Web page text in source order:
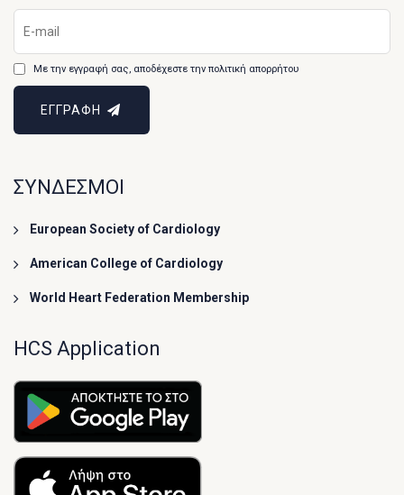
Με την εγγραφή σας, αποδέχεστε την πολιτική απορρήτου
ΕΓΓΡΑΦΗ
ΣΥΝΔΕΣΜΟΙ
European Society of Cardiology
American College of Cardiology
World Heart Federation Membership
HCS Application